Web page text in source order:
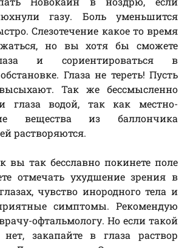
газу. Боль уменьшится
Слезотечение какое то время
но вы хотя бы сможете
и сориентироваться в
Глаза не тереть! Пусть
Так же бессмысленно
водой, так как местно-
вещества из баллончика
растворяются.
вы так бесславно покинете поле
отмечать ухудшение зрения в
чувство инородного тела и
симптомы. Рекомендую
офтальмологу. Но если такой
закапайте в глаза раствор